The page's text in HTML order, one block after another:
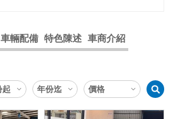
車輛配備 特色陳述 車商介紹